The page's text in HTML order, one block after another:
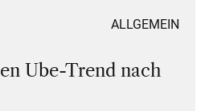
ALLGEMEIN
Ube-Trend nach